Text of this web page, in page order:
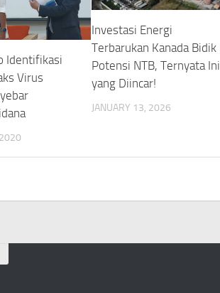
Identifikasi
Virus
Investasi Energi
Terbarukan Kanada Bidik
Potensi NTB, Ternyata Ini
yang Diincar!
JANUARY 13, 2026